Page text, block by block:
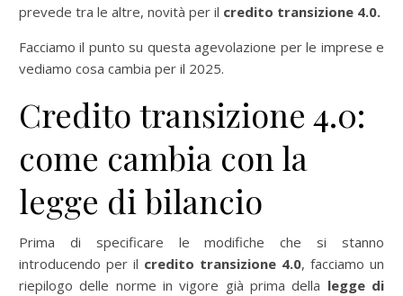
prevede tra le altre, novità per il credito transizione 4.0.
Facciamo il punto su questa agevolazione per le imprese e
vediamo cosa cambia per il 2025.
Credito transizione 4.0:
come cambia con la
legge di bilancio
Prima di specificare le modifiche che si stanno
introducendo per il credito transizione 4.0, facciamo un
riepilogo delle norme in vigore già prima della legge di